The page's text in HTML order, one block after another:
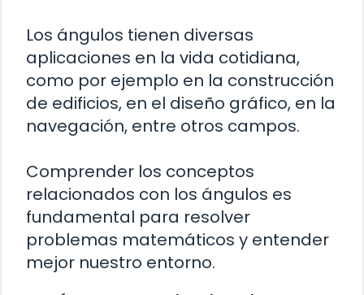
Los ángulos tienen diversas
aplicaciones en la vida cotidiana,
como por ejemplo en la construcción
de edificios, en el diseño gráfico, en la
navegación, entre otros campos.
Comprender los conceptos
relacionados con los ángulos es
fundamental para resolver
problemas matemáticos y entender
mejor nuestro entorno.